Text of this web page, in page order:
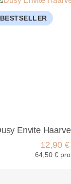
BESTSELLER
12,90
64,50 € pro